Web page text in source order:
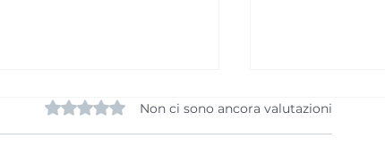
Valutazione 0 stelle su 5.
Non ci sono ancora valutazioni